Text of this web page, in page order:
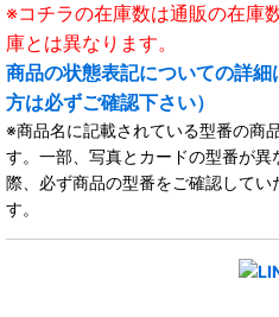
※コチラの在庫数は通販の在庫
庫とは異なります。
商品の状態表記についての詳
方は必ずご確認下さい）
※商品名に記載されている型番の商
す。一部、写真とカードの型番が
際、必ず商品の型番をご確認して
す。